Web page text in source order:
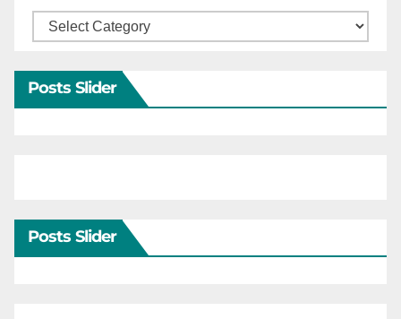
Categories
Posts Slider
Posts Slider